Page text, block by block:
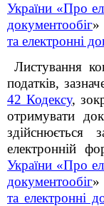
України «Про
документообіг»
та електронні
Листування
податків,
42 Кодексу,
отримувати
здійснюється
електронній
України «Про
документообіг»
та електронні